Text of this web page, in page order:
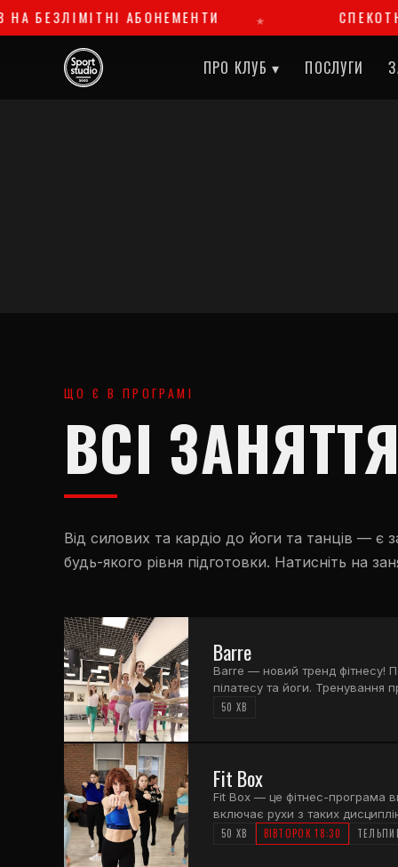
АБОНЕМЕНТИ СПЕКОТНІ
ПРО КЛУБ ▾ ПОСЛУГИ
ЩО Є В ПРОГРАМІ
ВСІ ЗАНЯТТЯ
Від силових та кардіо до йоги та танців — є
будь-якого рівня підготовки. Натисніть на
Barre
Barre — новий тренд фітнесу!
пілатесу та йоги. Тренування
станку і спрямоване на
50 ХВ
Fit Box
Fit Box — це фітнес-програма
включає рухи з таких
змішаних з класичними
поєднання кардіо та
50 ХВ ВІВТОРОК 18:30